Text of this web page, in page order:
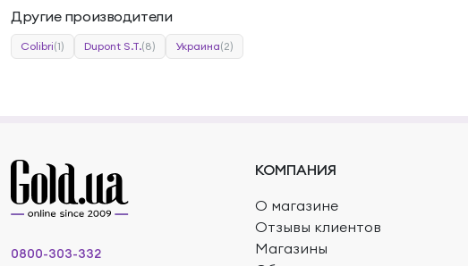
Другие производители
Colibri(1) Dupont S.T.(8) Украина(2)
КОМПАНИЯ
О магазине
Отзывы клиентов
Магазины
0800-303-332